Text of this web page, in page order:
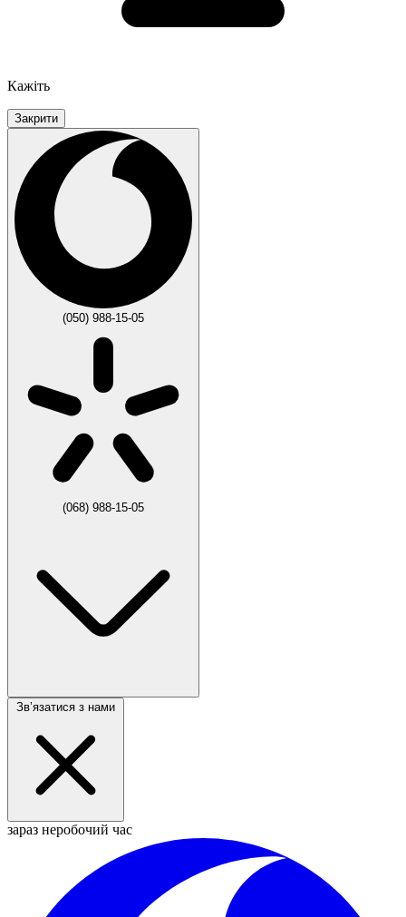
Кажіть
Закрити
(050) 988-15-05
(068) 988-15-05
Звʼязатися з нами
зараз неробочий час